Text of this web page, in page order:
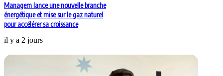
Managem lance une nouvelle branche
énergétique et mise sur le gaz naturel
pour accélérer sa croissance
il y a 2 jours